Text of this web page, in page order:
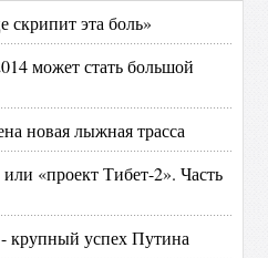
скрипит эта боль»
может стать большой
новая лыжная трасса
«проект Тибет-2». Часть
крупный успех Путина